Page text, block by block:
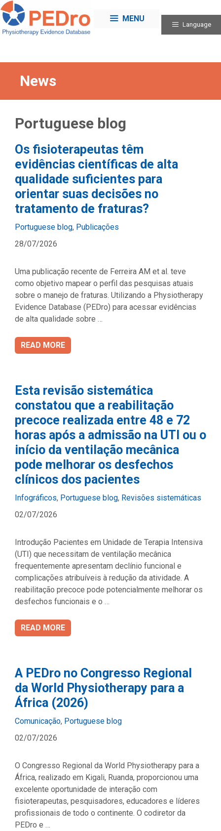
Skip
to
content
MENU
Language
News
Portuguese blog
Os fisioterapeutas têm
evidências científicas de alta
qualidade suficientes para
orientar suas decisões no
tratamento de fraturas?
Categories
Portuguese blog, Publicações
28/07/2026
Uma publicação recente de Ferreira AM et al. teve
como objetivo mapear o perfil das pesquisas atuais
sobre o manejo de fraturas. Utilizando a Physiotherapy
Evidence Database (PEDro) para acessar evidências
de alta qualidade sobre …
READ MORE
Esta revisão sistemática
constatou que a reabilitação
precoce realizada entre 48 e 72
horas após a admissão na UTI ou o
início da ventilação mecânica
pode melhorar os desfechos
clínicos dos pacientes
Categories
Infográficos, Portuguese blog, Revisões sistemáticas
02/07/2026
Introdução Pacientes em Unidade de Terapia Intensiva
(UTI) que necessitam de ventilação mecânica
frequentemente apresentam declínio funcional e
complicações atribuíveis à redução da atividade. A
reabilitação precoce pode potencialmente melhorar os
desfechos funcionais e o …
READ MORE
A PEDro no Congresso Regional
da World Physiotherapy para a
África (2026)
Categories
Comunicação, Portuguese blog
02/07/2026
O Congresso Regional da World Physiotherapy para a
África, realizado em Kigali, Ruanda, proporcionou uma
excelente oportunidade de interação com
fisioterapeutas, pesquisadores, educadores e líderes
profissionais de todo o continente. O codiretor da
PEDro e …